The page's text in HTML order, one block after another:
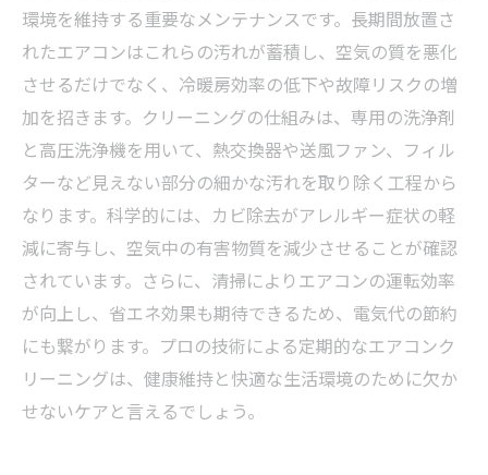
環境を維持する重要なメンテナンスです。長期間放置さ
れたエアコンはこれらの汚れが蓄積し、空気の質を悪化
させるだけでなく、冷暖房効率の低下や故障リスクの増
加を招きます。クリーニングの仕組みは、専用の洗浄剤
と高圧洗浄機を用いて、熱交換器や送風ファン、フィル
ターなど見えない部分の細かな汚れを取り除く工程から
なります。科学的には、カビ除去がアレルギー症状の軽
減に寄与し、空気中の有害物質を減少させることが確認
されています。さらに、清掃によりエアコンの運転効率
が向上し、省エネ効果も期待できるため、電気代の節約
にも繋がります。プロの技術による定期的なエアコンク
リーニングは、健康維持と快適な生活環境のために欠か
せないケアと言えるでしょう。